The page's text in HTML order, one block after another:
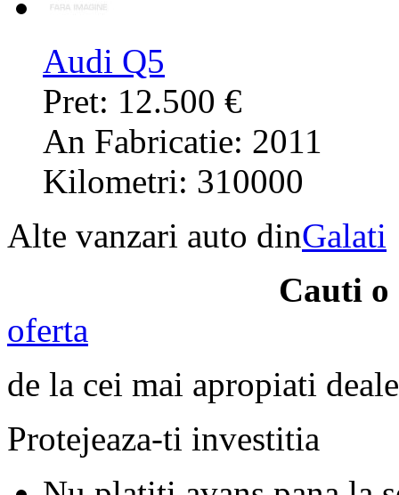
Audi Q5
Pret: 12.500 €
An Fabricatie: 2011
Kilometri: 310000
Alte vanzari auto dinGalati
Cauti o
oferta
de la cei mai apropiati
Protejeaza-ti investitia